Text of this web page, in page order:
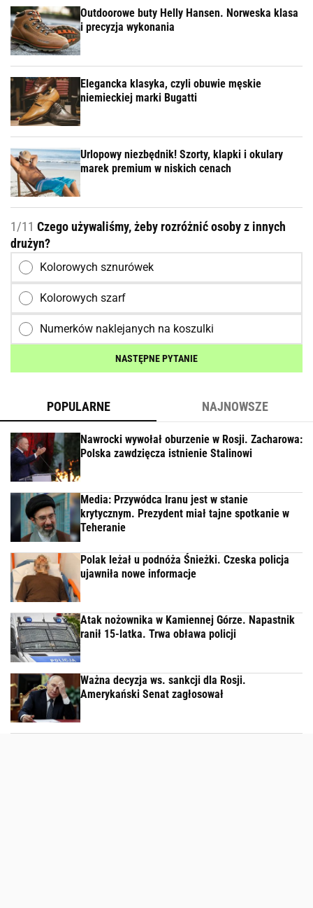
Outdoorowe buty Helly Hansen. Norweska klasa
i precyzja wykonania
Elegancka klasyka, czyli obuwie męskie
niemieckiej marki Bugatti
Urlopowy niezbędnik! Szorty, klapki i okulary
marek premium w niskich cenach
1/11 Czego używaliśmy, żeby rozróżnić osoby z innych
drużyn?
Kolorowych sznurówek
Kolorowych szarf
Numerków naklejanych na koszulki
NASTĘPNE PYTANIE
POPULARNE NAJNOWSZE
Nawrocki wywołał oburzenie w Rosji. Zacharowa:
Polska zawdzięcza istnienie Stalinowi
Media: Przywódca Iranu jest w stanie
krytycznym. Prezydent miał tajne spotkanie w
Teheranie
Polak leżał u podnóża Śnieżki. Czeska policja
ujawniła nowe informacje
Atak nożownika w Kamiennej Górze. Napastnik
ranił 15-latka. Trwa obława policji
Ważna decyzja ws. sankcji dla Rosji.
Amerykański Senat zagłosował